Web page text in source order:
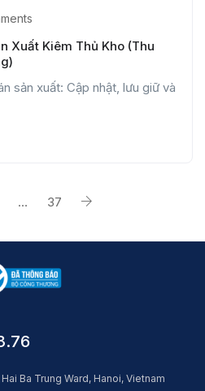
Xuất Kiêm Thủ Kho (Thu
sản xuất: Cập nhật, lưu giữ và
… 37
Ba Trung Ward, Hanoi, Vietnam